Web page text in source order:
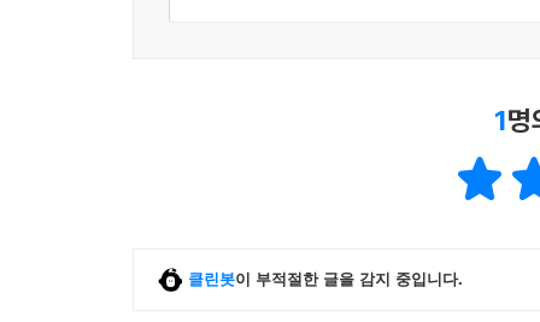
1명
클린봇이 부적절한 글을 감지 중입니다.